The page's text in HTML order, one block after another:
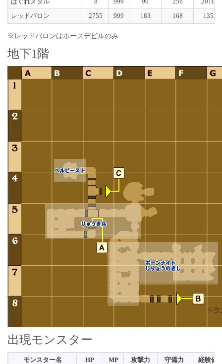
レッドバロン
2755 999 183 168 1352
※レッドバロンはホースデビルのみ
地下1階
出現モンスター
モンスター名 HP MP 攻撃力 守備力
経験値